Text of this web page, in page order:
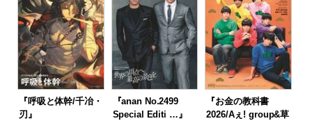
『呼吸と体幹/千冶・
刃』
『anan No.2499
Special Editi …』
『お金の教科書
2026/Aぇ! group&草